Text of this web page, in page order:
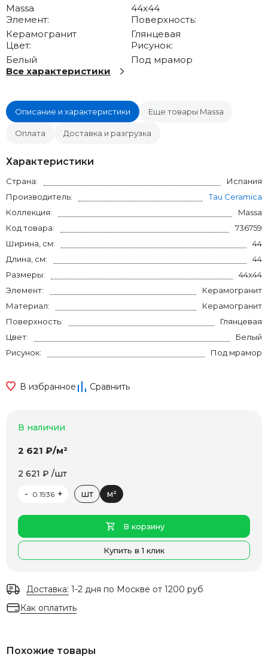
Massa
44x44
Элемент:
Керамогранит
Поверхность:
Глянцевая
Цвет:
Белый
Рисунок:
Под мрамор
Все характеристики
Описание и характеристики Еще товары Massa
Оплата Доставка и разгрузка
Характеристики
Страна:
Испания
Производитель:
Tau Ceramica
Коллекция:
Massa
Код товара:
736759
Ширина, см:
44
Длина, см:
44
Размеры:
44x44
Элемент:
Керамогранит
Материал:
Керамогранит
Поверхность:
Глянцевая
Цвет:
Белый
Рисунок:
Под мрамор
В избранное Сравнить
В наличии
2 621 ₽/м²
2 621 ₽ /шт
-
+ шт м²
В корзину
Купить в 1 клик
Доставка: 1-2 дня по Москве от 1200 руб
Как оплатить
Похожие товары